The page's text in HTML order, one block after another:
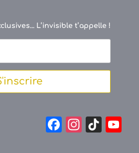
L’invisible t’appelle !
F
In Ti